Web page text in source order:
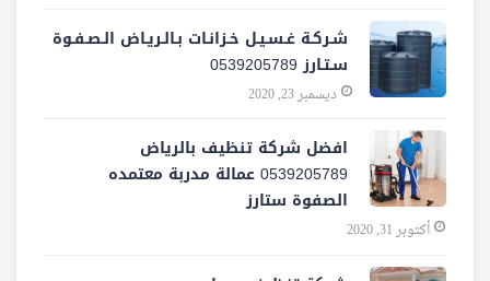
شـركـة غـسـيـل خـزانـات بـالـريـاض الـصـفـوة
سـتـارز 0539205789
ديسمبر 23, 2020
افضل شركة تنظيف بالرياض
0539205789 عمالة مدربة معتمده
الصفوة ستارز
أكتوبر 31, 2020